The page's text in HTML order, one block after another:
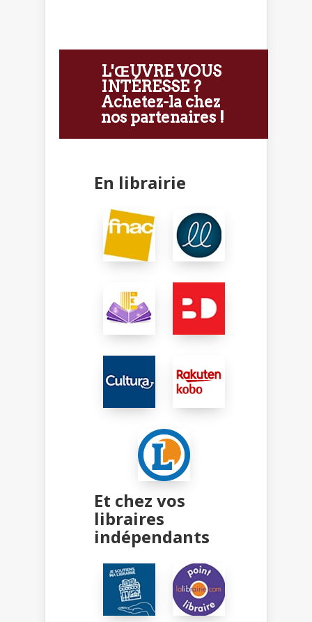
L'ŒUVRE VOUS
INTÉRESSE ?
Achetez-la chez
nos partenaires !
En librairie
Et chez vos
libraires
indépendants